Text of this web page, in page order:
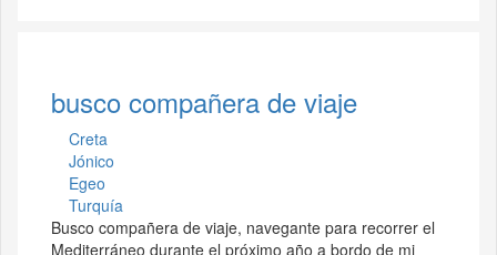
busco compañera de viaje
Creta
Jónico
Egeo
Turquía
Busco compañera de viaje, navegante para recorrer el
Mediterráneo durante el próximo año a bordo de mi